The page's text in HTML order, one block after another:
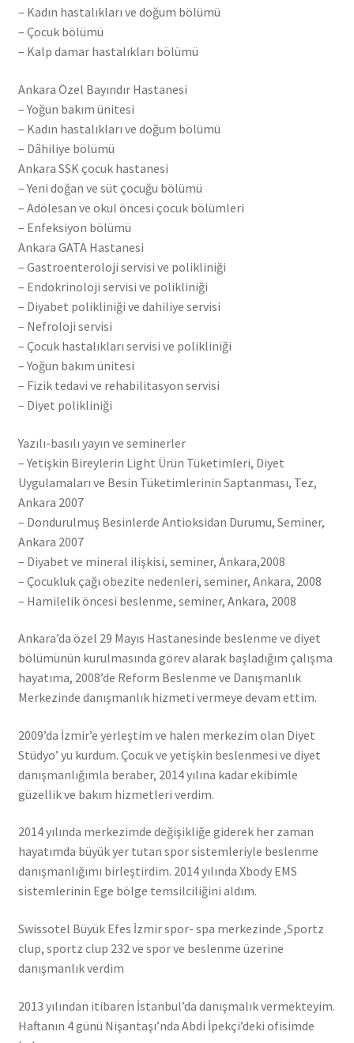
– Kadın hastalıkları ve doğum bölümü
– Çocuk bölümü
– Kalp damar hastalıkları bölümü
Ankara Özel Bayındır Hastanesi
– Yoğun bakım ünitesi
– Kadın hastalıkları ve doğum bölümü
– Dâhiliye bölümü
Ankara SSK çocuk hastanesi
– Yeni doğan ve süt çocuğu bölümü
– Adölesan ve okul öncesi çocuk bölümleri
– Enfeksiyon bölümü
Ankara GATA Hastanesi
– Gastroenteroloji servisi ve polikliniği
– Endokrinoloji servisi ve polikliniği
– Diyabet polikliniği ve dahiliye servisi
– Nefroloji servisi
– Çocuk hastalıkları servisi ve polikliniği
– Yoğun bakım ünitesi
– Fizik tedavi ve rehabilitasyon servisi
– Diyet polikliniği
Yazılı-basılı yayın ve seminerler
– Yetişkin Bireylerin Light Ürün Tüketimleri, Diyet
Uygulamaları ve Besin Tüketimlerinin Saptanması, Tez,
Ankara 2007
– Dondurulmuş Besinlerde Antioksidan Durumu, Seminer,
Ankara 2007
– Diyabet ve mineral ilişkisi, seminer, Ankara,2008
– Çocukluk çağı obezite nedenleri, seminer, Ankara, 2008
– Hamilelik öncesi beslenme, seminer, Ankara, 2008
Ankara’da özel 29 Mayıs Hastanesinde beslenme ve diyet
bölümünün kurulmasında görev alarak başladığım çalışma
hayatıma, 2008’de Reform Beslenme ve Danışmanlık
Merkezinde danışmanlık hizmeti vermeye devam ettim.
2009’da İzmir’e yerleştim ve halen merkezim olan Diyet
Stüdyo’ yu kurdum. Çocuk ve yetişkin beslenmesi ve diyet
danışmanlığımla beraber, 2014 yılına kadar ekibimle
güzellik ve bakım hizmetleri verdim.
2014 yılında merkezimde değişikliğe giderek her zaman
hayatımda büyük yer tutan spor sistemleriyle beslenme
danışmanlığımı birleştirdim. 2014 yılında Xbody EMS
sistemlerinin Ege bölge temsilciliğini aldım.
Swissotel Büyük Efes İzmir spor- spa merkezinde ,Sportz
clup, sportz clup 232 ve spor ve beslenme üzerine
danışmanlık verdim
2013 yılından itibaren İstanbul’da danışmalık vermekteyim.
Haftanın 4 günü Nişantaşı’nda Abdi İpekçi’deki ofisimde